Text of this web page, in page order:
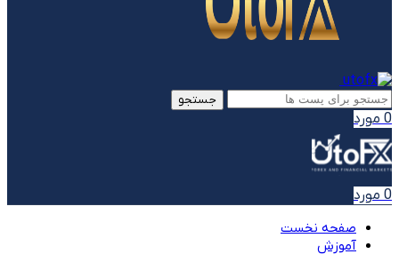
جستجو
0 مورد
0 مورد
صفحه نخست
آموزش